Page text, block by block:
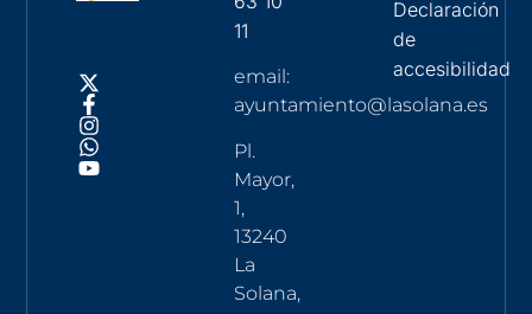
11
email:
ayuntamiento@lasolana.es
Pl.
Mayor,
1,
13240
La
Solana,
Declaración
de
accesibilidad